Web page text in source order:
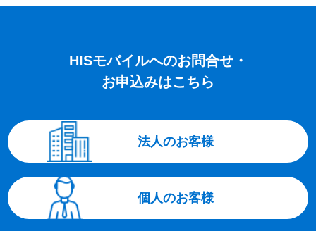
HISモバイルへのお問合せ・
お申込みはこちら
法人のお客様
個人のお客様